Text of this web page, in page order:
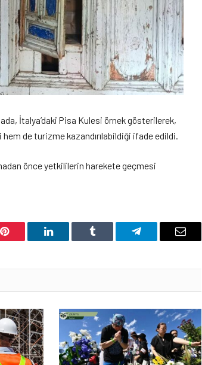
İtalya’daki Pisa Kulesi örnek gösterilerek,
de turizme kazandırılabildiği ifade edildi.
önce yetkililerin harekete geçmesi
Pinterest LinkedIn Tumblr Telegram Email